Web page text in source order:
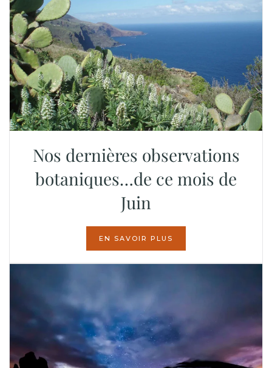
Nos dernières observations
botaniques…de ce mois de
Juin
EN SAVOIR PLUS